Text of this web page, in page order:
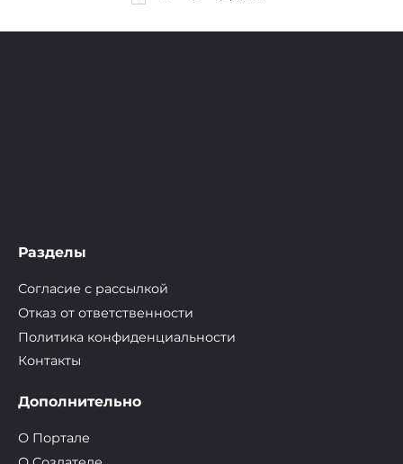
Разделы
Согласие с рассылкой
Отказ от ответственности
Политика конфиденциальности
Контакты
Дополнительно
О Портале